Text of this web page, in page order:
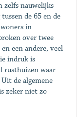
zelfs nauwelijks
de 65 en de
in
over twee
een andere, veel
indruk is
rusthuizen waar
de algemene
zeker niet zo